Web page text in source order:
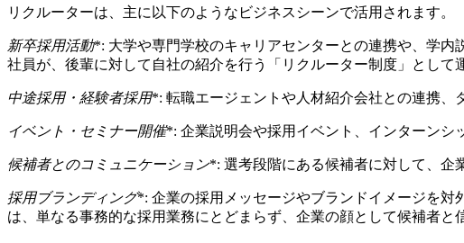
リクルーターは、主に以下のようなビジネスシーンで活用されます。
新卒採用活動*: 大学や専門学校のキャリアセンターとの連携や、学
社員が、後輩に対して自社の紹介を行う「リクルーター制度」として
中途採用・経験者採用*: 転職エージェントや人材紹介会社との連携、
イベント・セミナー開催*: 企業説明会や採用イベント、インターンシ
候補者とのコミュニケーション*: 選考段階にある候補者に対して、企
採用ブランディング*: 企業の採用メッセージやブランドイメージを対
は、単なる事務的な採用業務にとどまらず、企業の顔として候補者